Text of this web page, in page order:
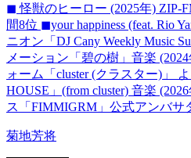
◼︎ 怪獣のヒーロー (2025年) ZIP-
間8位 ◼︎your happiness (feat. Rio
ニオン「DJ Cany Weekly Music
メーション「碧の樹」音楽
ォーム「cluster (クラスター)」
HOUSE」(from cluster) 音楽
ス「FIMMIGRM」公式アンバサ
菊地芳将